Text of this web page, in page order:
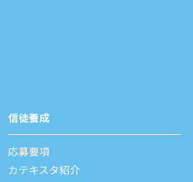
信徒養成
応募要項
カテキスタ紹介